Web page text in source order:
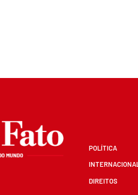
POLÍTICA
DIREITOS